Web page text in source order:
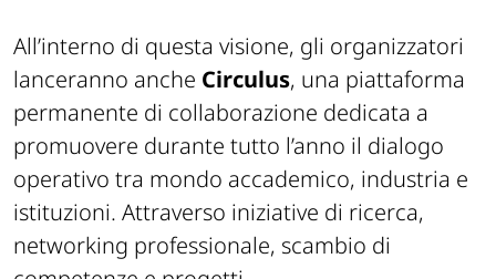
All’interno di questa visione, gli organizzatori
lanceranno anche Circulus, una piattaforma
permanente di collaborazione dedicata a
promuovere durante tutto l’anno il dialogo
operativo tra mondo accademico, industria e
istituzioni. Attraverso iniziative di ricerca,
networking professionale, scambio di